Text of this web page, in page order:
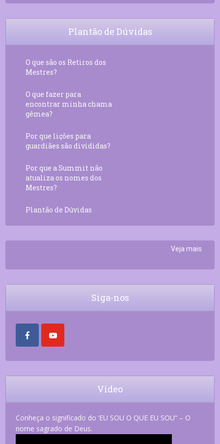
Plantão de Dúvidas
O que são os Retiros dos
Mestres?
O que fazer para
encontrar minha chama
gêmea?
Por que lições para
guardiães são divididas?
Por que a Summit não
atualiza os nomes dos
Mestres?
Plantão de Dúvidas
Veja mais
Siga-nos
Vídeo
Conheça o significado do ‘EU SOU O QUE EU SOU” – O
nome sagrado de Deus.